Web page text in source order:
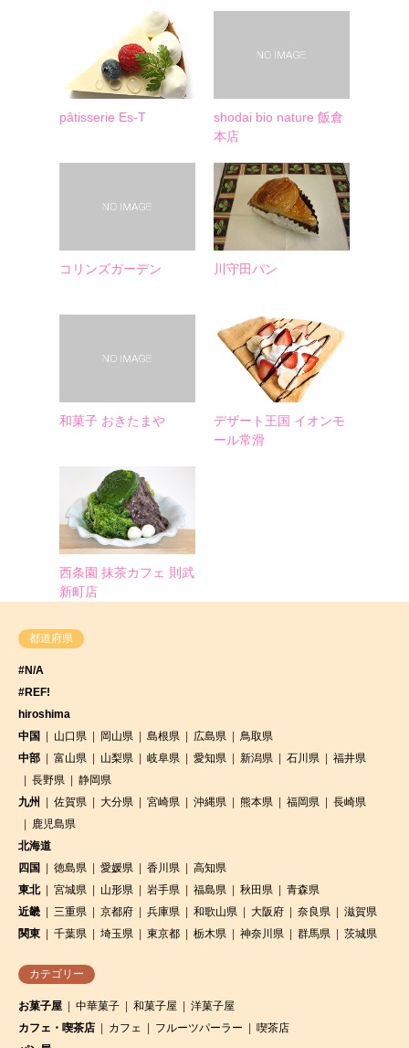
pâtisserie Es-T
shodai bio nature 飯倉
本店
コリンズガーデン 川守田パン
和菓子 おきたまや
デザート王国 イオンモ
ール常滑
西条園 抹茶カフェ 則武
新町店
都道府県
#N/A
#REF!
hiroshima
中国
山口県 岡山県 島根県 広島県
鳥取県
中部
富山県 山梨県 岐阜県 愛知県 新潟県 石川県
福井県
長野県
静岡県
九州
佐賀県 大分県 宮崎県 沖縄県 熊本県 福岡県
長崎県
鹿児島県
北海道
四国
徳島県 愛媛県 香川県
高知県
東北
宮城県 山形県 岩手県 福島県 秋田県
青森県
近畿
三重県 京都府 兵庫県 和歌山県 大阪府 奈良県
滋賀県
関東
千葉県 埼玉県 東京都 栃木県 神奈川県 群馬県 茨城県
カテゴリー
お菓子屋 中華菓子 和菓子屋
洋菓子屋
カフェ・喫茶店
カフェ フルーツパーラー
喫茶店